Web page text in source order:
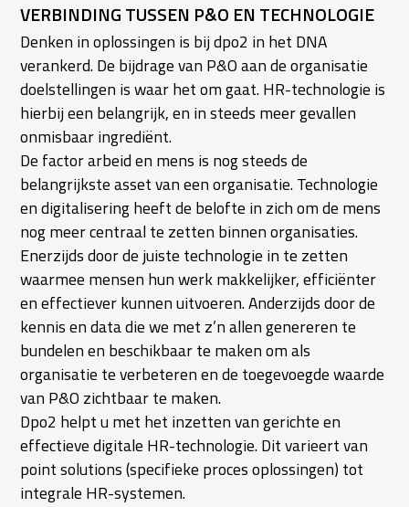
VERBINDING TUSSEN P&O EN TECHNOLOGIE
Denken in oplossingen is bij dpo2 in het DNA
verankerd. De bijdrage van P&O aan de organisatie
doelstellingen is waar het om gaat. HR-technologie is
hierbij een belangrijk, en in steeds meer gevallen
onmisbaar ingrediënt.
De factor arbeid en mens is nog steeds de
belangrijkste asset van een organisatie. Technologie
en digitalisering heeft de belofte in zich om de mens
nog meer centraal te zetten binnen organisaties.
Enerzijds door de juiste technologie in te zetten
waarmee mensen hun werk makkelijker, efficiënter
en effectiever kunnen uitvoeren. Anderzijds door de
kennis en data die we met z’n allen genereren te
bundelen en beschikbaar te maken om als
organisatie te verbeteren en de toegevoegde waarde
van P&O zichtbaar te maken.
Dpo2 helpt u met het inzetten van gerichte en
effectieve digitale HR-technologie. Dit varieert van
point solutions (specifieke proces oplossingen) tot
integrale HR-systemen.